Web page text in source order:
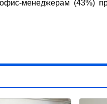
менеджерам (43%)